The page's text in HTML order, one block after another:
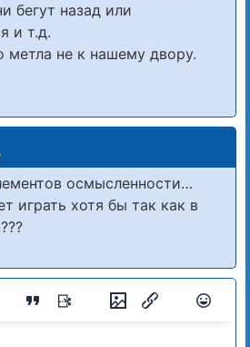
бегут назад или
и т.д.
метла не к нашему двору.
осмысленности…
играть хотя бы так как в